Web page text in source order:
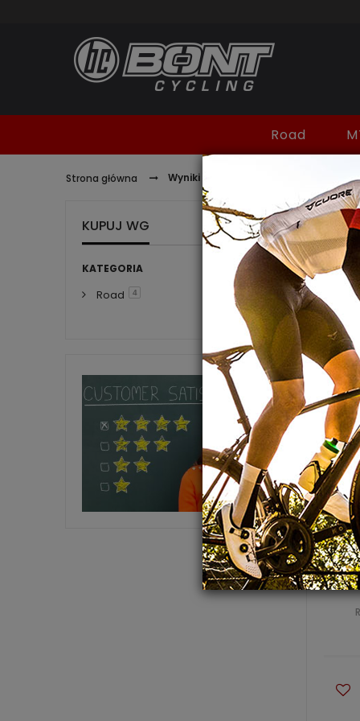
Road
Strona główna Wyniki wyszukiwania dla: 'reflective'
KUPUJ WG
KATEGORIA
Road 4